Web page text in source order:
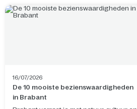
16/07/2026
De 10 mooiste bezienswaardigheden
in Brabant